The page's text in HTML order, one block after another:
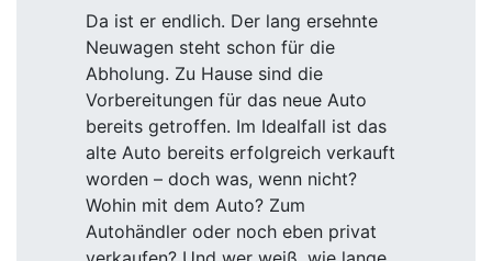
Da ist er endlich. Der lang ersehnte
Neuwagen steht schon für die
Abholung. Zu Hause sind die
Vorbereitungen für das neue Auto
bereits getroffen. Im Idealfall ist das
alte Auto bereits erfolgreich verkauft
worden – doch was, wenn nicht?
Wohin mit dem Auto? Zum
Autohändler oder noch eben privat